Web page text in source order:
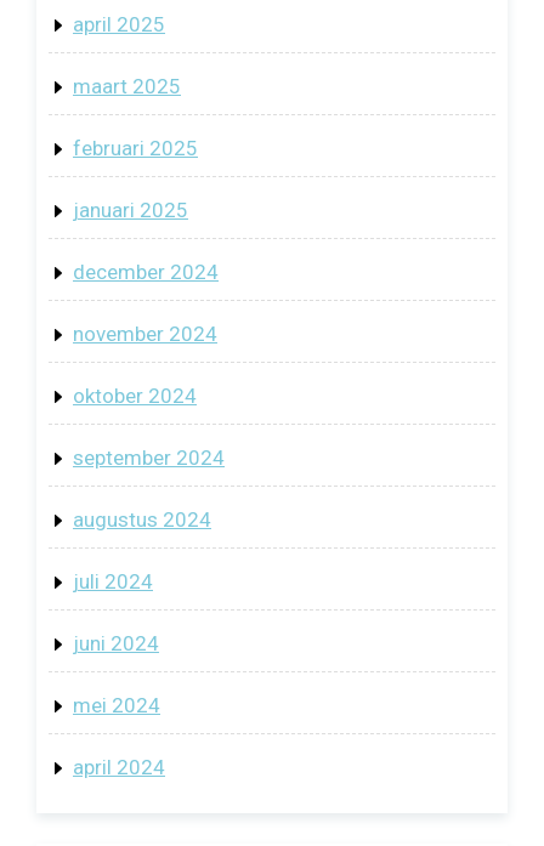
april 2025
maart 2025
februari 2025
januari 2025
december 2024
november 2024
oktober 2024
september 2024
augustus 2024
juli 2024
juni 2024
mei 2024
april 2024